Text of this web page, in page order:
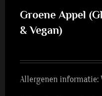
Groene Appel
& Vegan)
Allergenen informatie: